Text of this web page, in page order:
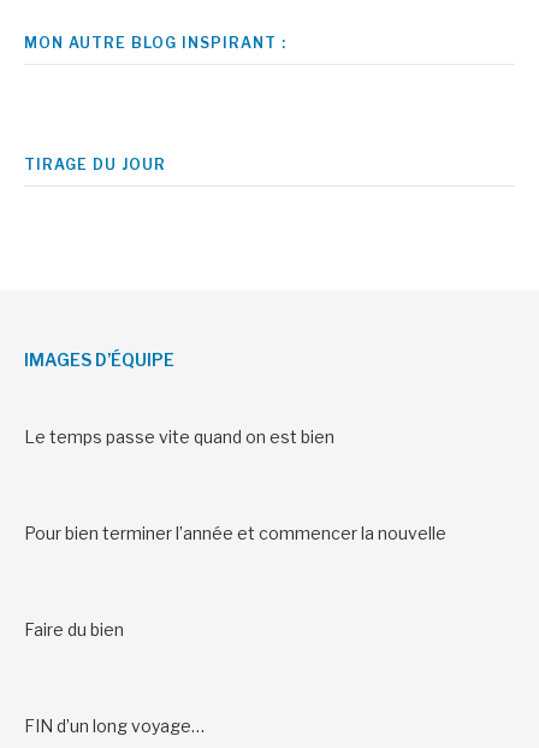
MON AUTRE BLOG INSPIRANT :
TIRAGE DU JOUR
IMAGES D’ÉQUIPE
Le temps passe vite quand on est bien
Pour bien terminer l’année et commencer la nouvelle
Faire du bien
FIN d’un long voyage…